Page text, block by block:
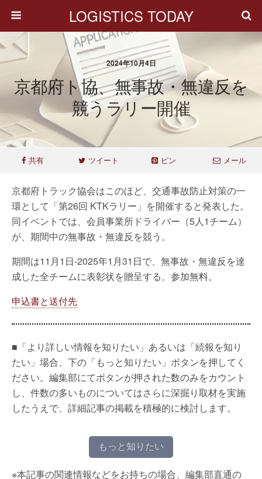
LOGISTICS TODAY
2024年10月4日
京都府ト協、無事故・無違反を
競うラリー開催
共有 ツイート ピン メール
京都府トラック協会はこのほど、交通事故防止対策の一
環として「第26回 KTKラリー」を開催すると発表した。
同イベントでは、会員事業所ドライバー（5人1チーム）
が、期間中の無事故・無違反を競う。
期間は11月1日-2025年1月31日で、無事故・無違反を達
成した全チームに表彰状を贈呈する。参加無料。
申込書と送付先
■「より詳しい情報を知りたい」あるいは「続報を知り
たい」場合、下の「もっと知りたい」ボタンを押してく
ださい。編集部にてボタンが押された数のみをカウント
し、件数の多いものについてはさらに深掘り取材を実施
したうえで、詳細記事の掲載を積極的に検討します。
もっと知りたい
※本記事の関連情報などをお持ちの場合、編集部直通の